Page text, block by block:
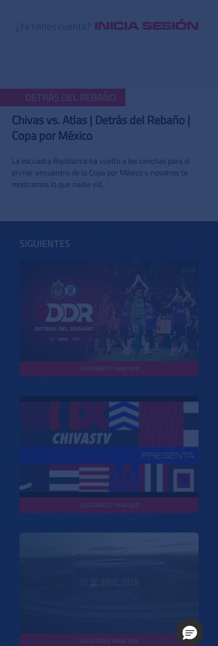
¿Ya tienes cuenta? INICIA SESIÓN
DETRÁS DEL REBAÑO
Chivas vs. Atlas | Detrás del Rebaño |
Copa por México
La escuadra Rojiblanca ha vuelto a las canchas para el
primer encuentro de la Copa por México y nosotros te
mostramos lo que nadie vió.
SIGUIENTES
SUSCRÍBETE PARA VER
SUSCRÍBETE PARA VER
REGÍSTRATE PARA VER